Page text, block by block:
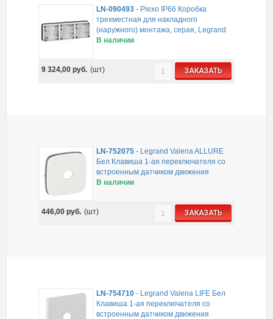
LN-090493- Plexo IP66 Коробка
трехместная для накладного
(наружного) монтажа, серая, Legrand
В наличии
9 324,00 руб. (шт) ЗАКАЗАТЬ
LN-752075- Legrand Valena ALLURE
Бел Клавиша 1-ая переключателя со
встроенным датчиком движения
В наличии
446,00 руб. (шт) ЗАКАЗАТЬ
LN-754710- Legrand Valena LIFE Бел
Клавиша 1-ая переключателя со
встроенным датчиком движения